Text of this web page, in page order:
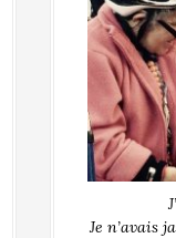
Je n’avais